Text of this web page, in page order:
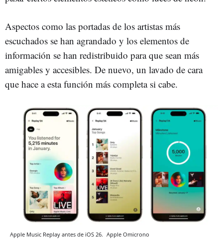
Aspectos como las portadas de los artistas más
escuchados se han agrandado y los elementos de
información se han redistribuido para que sean más
amigables y accesibles. De nuevo, un lavado de cara
que hace a esta función más completa si cabe.
Apple Music Replay antes de iOS 26. Apple Omicrono